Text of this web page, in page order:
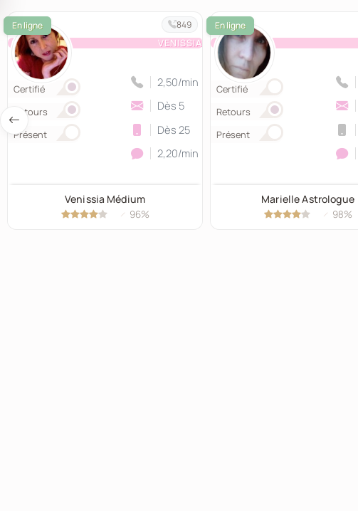
849
VENISSIA
Certifié
Retours
Présent
2,50/min
Dès 5
Dès 25
2,20/min
Venissia Médium
96%
Certifié
Retours
Présent
Marielle Astrologue
98%